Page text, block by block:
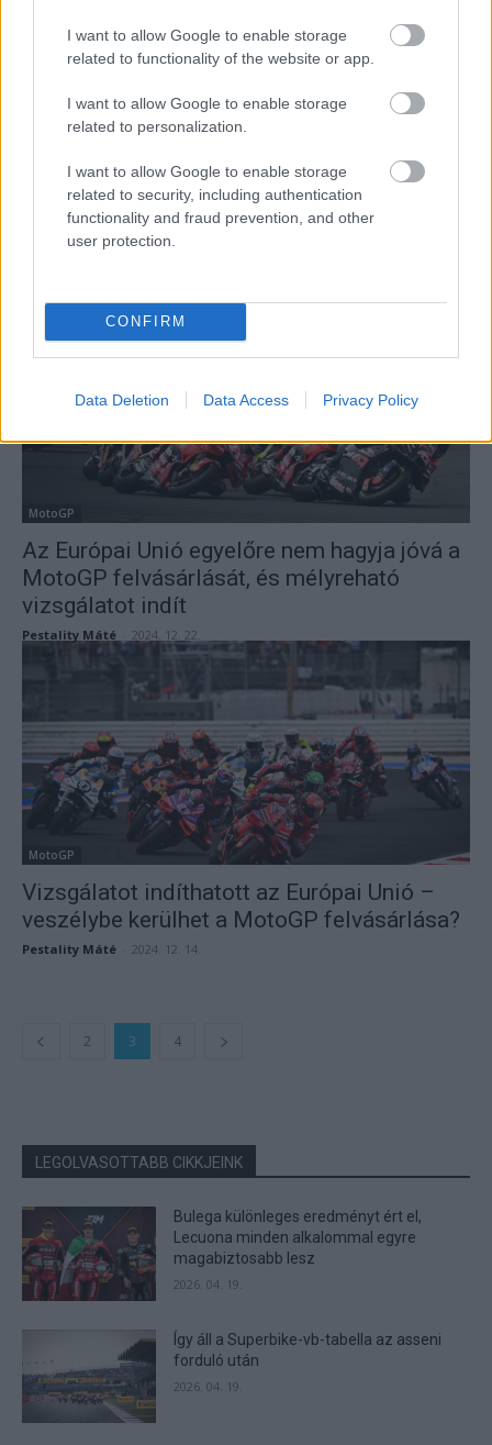
I want to allow Google to enable storage
related to functionality of the website or app.
I want to allow Google to enable storage
related to personalization.
I want to allow Google to enable storage
related to security, including authentication
functionality and fraud prevention, and other
user protection.
CONFIRM
Data Deletion Data Access Privacy Policy
MotoGP
Kiderült, mikor kelhet egybe a Liberty Media
MotoGP
Az Európai Unió egyelőre nem hagyja jóvá a
MotoGP felvásárlását, és mélyreható
vizsgálatot indít
Pestality Máté 2024. 12. 22.
MotoGP
Vizsgálatot indíthatott az Európai Unió –
veszélybe kerülhet a MotoGP felvásárlása?
Pestality Máté 2024. 12. 14.
2 3 4
LEGOLVASOTTABB CIKKJEINK
Bulega különleges eredményt ért el,
Lecuona minden alkalommal egyre
magabiztosabb lesz
2026. 04. 19.
Így áll a Superbike-vb-tabella az asseni
forduló után
2026. 04. 19.